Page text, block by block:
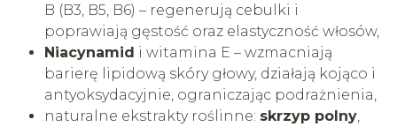
B (B3, B5, B6) – regenerują cebulki i
poprawiają gęstość oraz elastyczność włosów,
Niacynamid i witamina E – wzmacniają
barierę lipidową skóry głowy, działają kojąco i
antyoksydacyjnie, ograniczając podrażnienia,
naturalne ekstrakty roślinne: skrzyp polny,